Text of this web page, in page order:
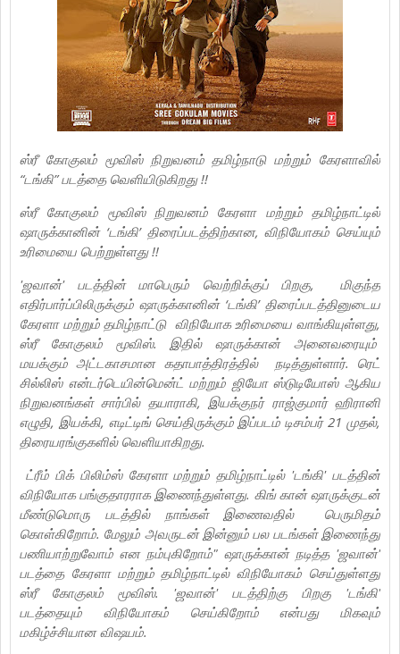
ஸ்ரீ கோகுலம் மூவிஸ் நிறுவனம் தமிழ்நாடு மற்றும் கேரளாவில்
“டங்கி” படத்தை வெளியிடுகிறது !!
ஸ்ரீ கோகுலம் மூவிஸ் நிறுவனம் கேரளா மற்றும் தமிழ்நாட்டில்
ஷாருக்கானின் ‘டங்கி’ திரைப்படத்திற்கான, விநியோகம் செய்யும்
உரிமையை பெற்றுள்ளது !!
'ஜவான்' படத்தின் மாபெரும் வெற்றிக்குப் பிறகு, மிகுந்த
எதிர்பார்ப்பிலிருக்கும் ஷாருக்கானின் ‘டங்கி’ திரைப்படத்தினுடைய
கேரளா மற்றும் தமிழ்நாட்டு விநியோக உரிமையை வாங்கியுள்ளது,
ஸ்ரீ கோகுலம் மூவிஸ். இதில் ஷாருக்கான் அனைவரையும்
மயக்கும் அட்டகாசமான கதாபாத்திரத்தில் நடித்துள்ளார். ரெட்
சில்லிஸ் என்டர்டெயின்மென்ட் மற்றும் ஜியோ ஸ்டுடியோஸ் ஆகிய
நிறுவனங்கள் சார்பில் தயாராகி, இயக்குநர் ராஜ்குமார் ஹிரானி
எழுதி, இயக்கி, எடிட்டிங் செய்திருக்கும் இப்படம் டிசம்பர் 21 முதல்,
திரையரங்குகளில் வெளியாகிறது.
ட்ரீம் பிக் பிலிம்ஸ் கேரளா மற்றும் தமிழ்நாட்டில் 'டங்கி' படத்தின்
விநியோக பங்குதாரராக இணைந்துள்ளது. கிங் கான் ஷாருக்குடன்
மீண்டுமொரு படத்தில் நாங்கள் இணைவதில் பெருமிதம்
கொள்கிறோம். மேலும் அவருடன் இன்னும் பல படங்கள் இணைந்து
பணியாற்றுவோம் என நம்புகிறோம்" ஷாருக்கான் நடித்த 'ஜவான்'
படத்தை கேரளா மற்றும் தமிழ்நாட்டில் விநியோகம் செய்துள்ளது
ஸ்ரீ கோகுலம் மூவிஸ். 'ஜவான்' படத்திற்கு பிறகு 'டங்கி'
படத்தையும் விநியோகம் செய்கிறோம் என்பது மிகவும்
மகிழ்ச்சியான விஷயம்.